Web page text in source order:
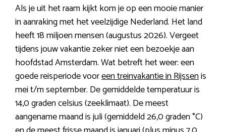
Als je uit het raam kijkt kom je op een mooie manier
in aanraking met het veelzijdige Nederland. Het land
heeft 18 miljoen mensen (augustus 2026). Vergeet
tijdens jouw vakantie zeker niet een bezoekje aan
hoofdstad Amsterdam. Wat betreft het weer: een
goede reisperiode vooreen treinvakantie in Rijssenis
mei t/m september. De gemiddelde temperatuur is
14,0 graden celsius (zeeklimaat). De meest
aangename maand is juli (gemiddeld 26,0 graden °C)